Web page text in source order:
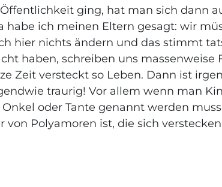
ging, hat man sich dann
habe ich meinen Eltern gesagt: wir
hier nichts ändern und das stimmt
haben, schreiben uns massenweise
Zeit versteckt so Leben. Dann ist
traurig! Vor allem wenn man
oder Tante genannt werden
von Polyamoren ist, die sich